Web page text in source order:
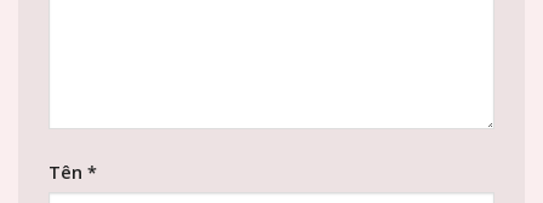
Tên *